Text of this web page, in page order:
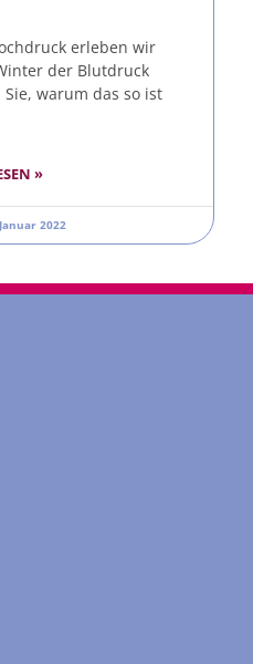
erleben wir
der Blutdruck
warum das so ist
»
2022